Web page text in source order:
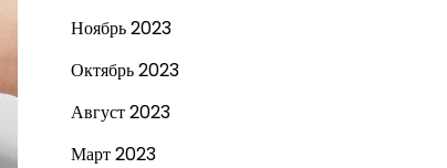
Ноябрь 2023
Октябрь 2023
Август 2023
Март 2023